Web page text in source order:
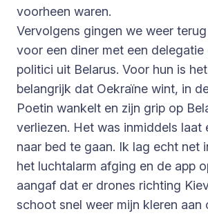
voorheen waren.
Vervolgens gingen we weer
voor een diner met een
politici uit Belarus. Voor hun is
belangrijk dat Oekraïne wint, in
Poetin wankelt en zijn grip op
verliezen. Het was inmiddels laat
naar bed te gaan. Ik lag echt net
het luchtalarm afging en de app
aangaf dat er drones richting
schoot snel weer mijn kleren aan